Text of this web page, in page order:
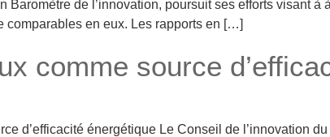
Baromètre de l’innovation, poursuit ses efforts visant
comparables en eux. Les rapports en […]
comme source
d’efficacité énergétique Le Conseil de l’innovation